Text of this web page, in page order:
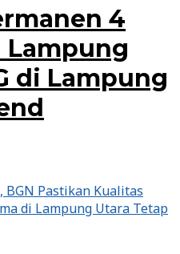
4
Lampung
di Lampung